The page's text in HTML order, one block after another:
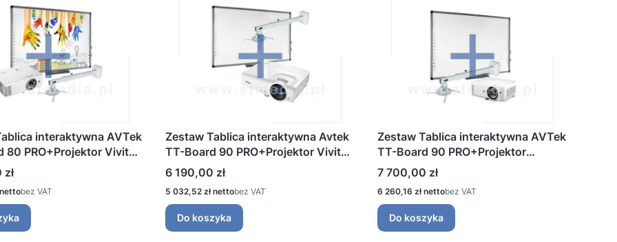
interaktywna AVTek
80 PRO+Projektor Vivitek
EDU+Avtek WallMount
bez VAT
Zestaw Tablica interaktywna Avtek
TT-Board 90 PRO+Projektor Vivitek
DW284ST+Avtek WallMount Next
1200
Cena
6 190,00 zł
Cena
5 032,52 zł bez VAT
Do koszyka
Zestaw Tablica interaktywna AVTek
TT-Board 90 PRO+Projektor
ViewSonic LS560W+Avtek
WallMount Next 1200
Cena
7 700,00 zł
Cena
6 260,16 zł bez VAT
Do koszyka